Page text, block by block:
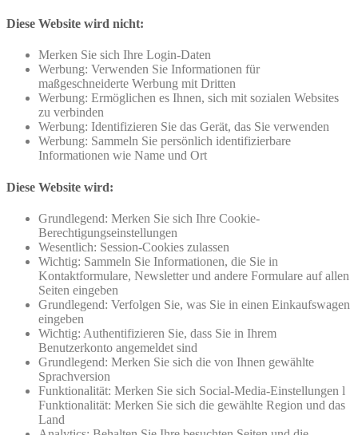
Diese Website wird nicht:
Merken Sie sich Ihre Login-Daten
Werbung: Verwenden Sie Informationen für
maßgeschneiderte Werbung mit Dritten
Werbung: Ermöglichen es Ihnen, sich mit sozialen Websites
zu verbinden
Werbung: Identifizieren Sie das Gerät, das Sie verwenden
Werbung: Sammeln Sie persönlich identifizierbare
Informationen wie Name und Ort
Diese Website wird:
Grundlegend: Merken Sie sich Ihre Cookie-
Berechtigungseinstellungen
Wesentlich: Session-Cookies zulassen
Wichtig: Sammeln Sie Informationen, die Sie in
Kontaktformulare, Newsletter und andere Formulare auf allen
Seiten eingeben
Grundlegend: Verfolgen Sie, was Sie in einen Einkaufswagen
eingeben
Wichtig: Authentifizieren Sie, dass Sie in Ihrem
Benutzerkonto angemeldet sind
Grundlegend: Merken Sie sich die von Ihnen gewählte
Sprachversion
Funktionalität: Merken Sie sich Social-Media-Einstellungen l
Funktionalität: Merken Sie sich die gewählte Region und das
Land